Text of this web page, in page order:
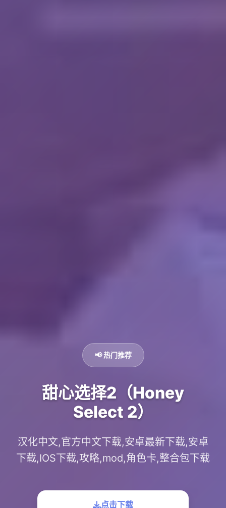
📢 热门推荐
甜心选择2（Honey
Select 2）
汉化中文,官方中文下载,安卓最新下载,安卓
下载,IOS下载,攻略,mod,角色卡,整合包下载
点击下载